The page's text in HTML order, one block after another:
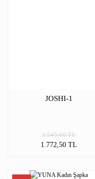
JOSHI-1
1.772,50 TL
3.545,00 TL